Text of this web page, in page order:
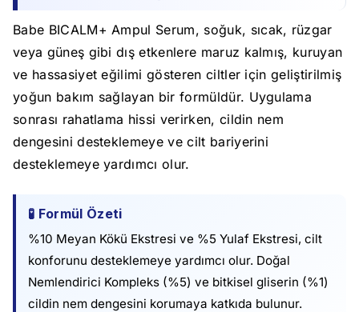
Babe BICALM+ Ampul Serum, soğuk, sıcak, rüzgar
veya güneş gibi dış etkenlere maruz kalmış, kuruyan
ve hassasiyet eğilimi gösteren ciltler için geliştirilmiş
yoğun bakım sağlayan bir formüldür. Uygulama
sonrası rahatlama hissi verirken, cildin nem
dengesini desteklemeye ve cilt bariyerini
desteklemeye yardımcı olur.
🧪 Formül Özeti
%10 Meyan Kökü Ekstresi ve %5 Yulaf Ekstresi, cilt
konforunu desteklemeye yardımcı olur. Doğal
Nemlendirici Kompleks (%5) ve bitkisel gliserin (%1)
cildin nem dengesini korumaya katkıda bulunur.